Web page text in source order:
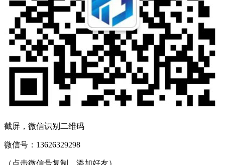
截屏，微信识别二维码
微信号： 13626329298